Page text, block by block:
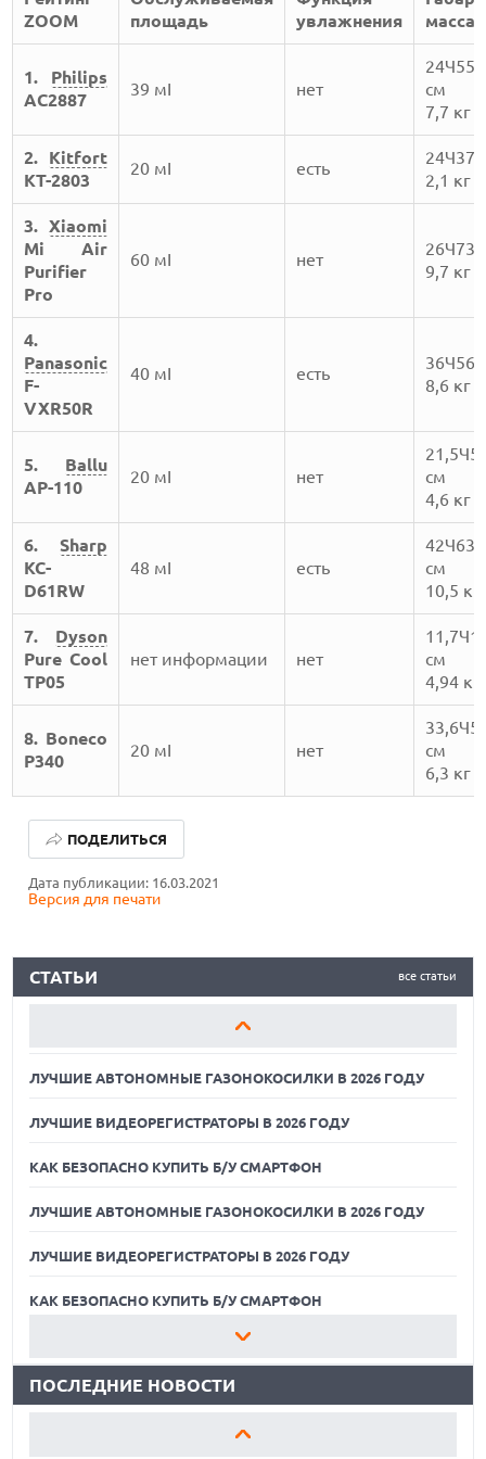
ZOOM
площадь
увлажнения
масса
1. Philips
AC2887
39 мІ нет
см
7,7 кг
2. Kitfort
KT-2803
20 мІ есть
2,1 кг
3.Xiaomi
Mi Air
Purifier
Pro
60 мІ нет
9,7 кг
4.
Panasonic
F-
VXR50R
40 мІ есть
8,6 кг
5. Ballu
AP-110
20 мІ нет
см
4,6 кг
6.Sharp
KC-
D61RW
48 мІ есть
см
10,5 кг
7. Dyson
Pure Cool
TP05
нет информации нет
см
4,94 кг
8. Boneco
P340
20 мІ нет
см
6,3 кг
Дата публикации: 16.03.2021
Версия для печати
ПОДЕЛИТЬСЯ
все статьи
СТАТЬИ
ЛУЧШИЕ ВИДЕОРЕГИСТРАТОРЫ В 2026 ГОДУ
КАК БЕЗОПАСНО КУПИТЬ Б/У СМАРТФОН
КАК БЕЗОПАСНО КУПИТЬ Б/У СМАРТФОН
ЛУЧШИЕ АВТОНОМНЫЕ ГАЗОНОКОСИЛКИ В 2026 ГОДУ
ЛУЧШИЕ ВИДЕОРЕГИСТРАТОРЫ В 2026 ГОДУ
КАК БЕЗОПАСНО КУПИТЬ Б/У СМАРТФОН
ЛУЧШИЕ АВТОНОМНЫЕ ГАЗОНОКОСИЛКИ В 2026 ГОДУ
ЛУЧШИЕ ВИДЕОРЕГИСТРАТОРЫ В 2026 ГОДУ
КАК БЕЗОПАСНО КУПИТЬ Б/У СМАРТФОН
ЛУЧШИЕ АВТОНОМНЫЕ ГАЗОНОКОСИЛКИ В 2026 ГОДУ
ЛУЧШИЕ ВИДЕОРЕГИСТРАТОРЫ В 2026 ГОДУ
КАК БЕЗОПАСНО КУПИТЬ Б/У СМАРТФОН
ПОСЛЕДНИЕ НОВОСТИ
07.08.2026
ПОВТОРИТ УСПЕХ ЛЕГЕНДАРНЫХ МОДЕЛЕЙ КОМПАНИИ
ВСЕХ ПОЛЬЗОВАТЕЛЕЙ CHATGPT